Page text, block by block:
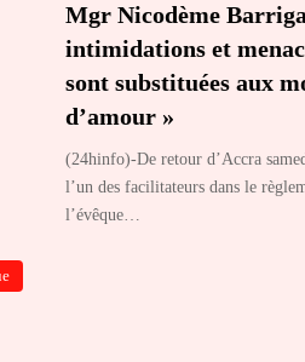
Mgr Nicodème
intimidations et
sont substituées aux
d’amour »
(24hinfo)-De retour d’Accra
l’un des facilitateurs dans le
l’évêque…